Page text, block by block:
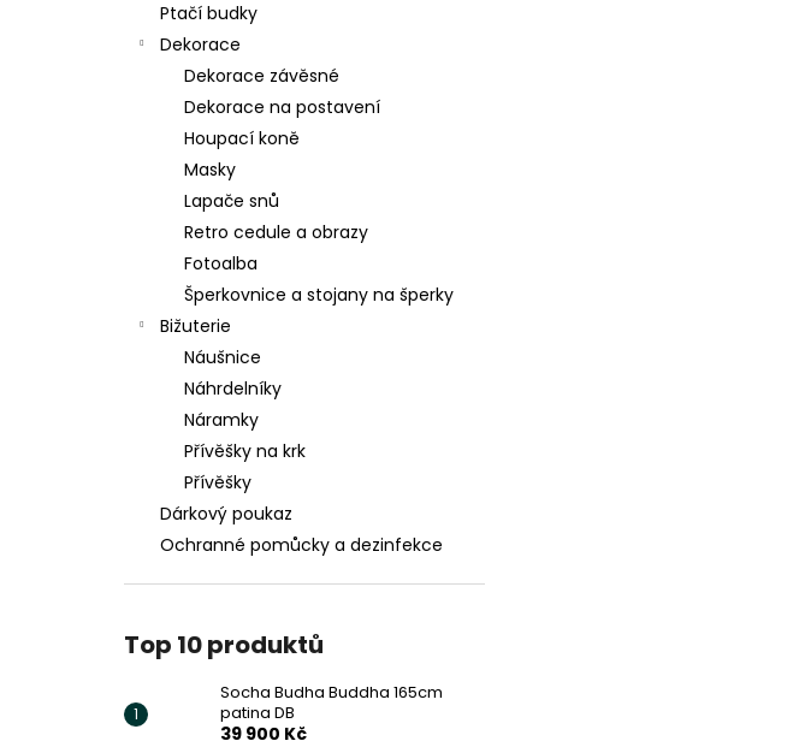
Ptačí budky
Dekorace
Dekorace závěsné
Dekorace na postavení
Houpací koně
Masky
Lapače snů
Retro cedule a obrazy
Fotoalba
Šperkovnice a stojany na šperky
Bižuterie
Náušnice
Náhrdelníky
Náramky
Přívěšky na krk
Přívěšky
Dárkový poukaz
Ochranné pomůcky a dezinfekce
Top 10 produktů
Socha Budha Buddha 165cm
patina DB
39 900 Kč